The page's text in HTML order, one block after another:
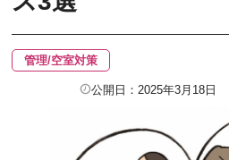
管理/空室対策
公開日：2025年3月18日